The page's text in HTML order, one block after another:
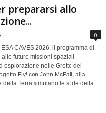
prepararsi allo
0
CAVES 2026, il programma di
future missioni spaziali
esplorazione nelle Grotte del
Fly! con John McFall, alla
della Terra simulano le sfide della